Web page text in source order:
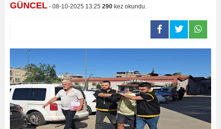
GÜNCEL - 08-10-2025 13:25 290 kez okundu.